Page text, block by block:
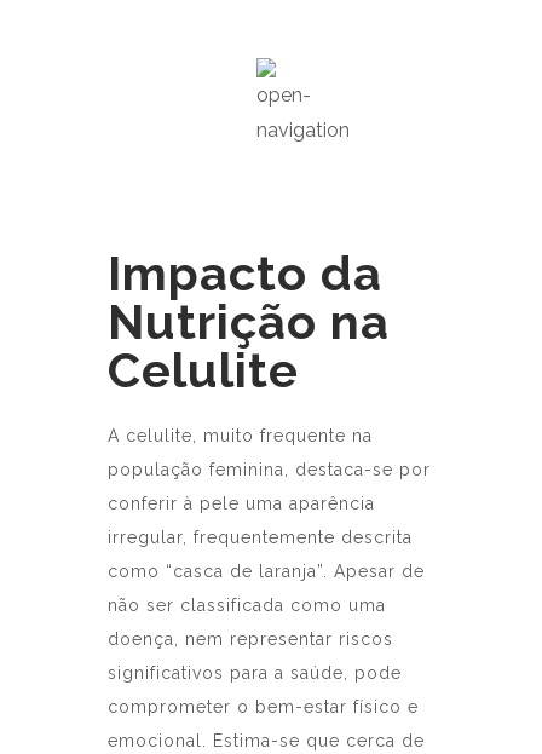
Impacto da
Nutrição na
Celulite
A celulite, muito frequente na
população feminina, destaca-se por
conferir à pele uma aparência
irregular, frequentemente descrita
como “casca de laranja”. Apesar de
não ser classificada como uma
doença, nem representar riscos
significativos para a saúde, pode
comprometer o bem-estar físico e
emocional. Estima-se que cerca de